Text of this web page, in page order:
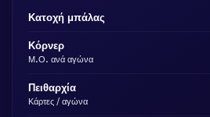
Κατοχή μπάλας
Κόρνερ
Μ.Ο. ανά αγώνα
Πειθαρχία
Κάρτες / αγώνα